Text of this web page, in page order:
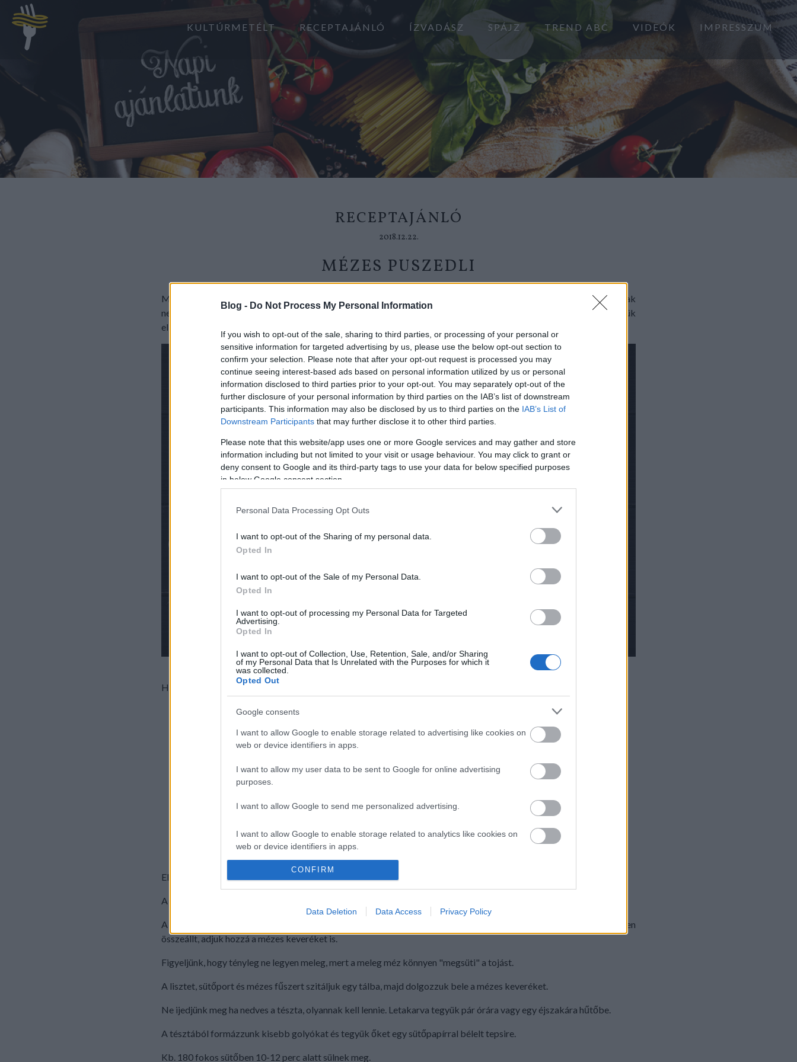
Blog - Do Not Process My Personal Information
If you wish to opt-out of the sale, sharing to third parties, or processing of your personal or
sensitive information for targeted advertising by us, please use the below opt-out section to
confirm your selection. Please note that after your opt-out request is processed you may
continue seeing interest-based ads based on personal information utilized by us or personal
information disclosed to third parties prior to your opt-out. You may separately opt-out of the
further disclosure of your personal information by third parties on the IAB’s list of downstream
participants. This information may also be disclosed by us to third parties on the IAB’s List of
Downstream Participants that may further disclose it to other third parties.
Please note that this website/app uses one or more Google services and may gather and store
information including but not limited to your visit or usage behaviour. You may click to grant or
deny consent to Google and its third-party tags to use your data for below specified purposes
in below Google consent section.
Personal Data Processing Opt Outs
I want to opt-out of the Sharing of my personal data.
Opted In
I want to opt-out of the Sale of my Personal Data.
Opted In
I want to opt-out of processing my Personal Data for Targeted
Advertising.
Opted In
I want to opt-out of Collection, Use, Retention, Sale, and/or Sharing
of my Personal Data that Is Unrelated with the Purposes for which it
was collected.
Opted Out
Google consents
I want to allow Google to enable storage related to advertising like cookies on
web or device identifiers in apps.
I want to allow my user data to be sent to Google for online advertising
purposes.
I want to allow Google to send me personalized advertising.
I want to allow Google to enable storage related to analytics like cookies on
web or device identifiers in apps.
I want to allow Google to enable storage related to functionality of the website
or app.
I want to allow Google to enable storage related to personalization.
I want to allow Google to enable storage related to security, including
CONFIRM
Data Deletion Data Access Privacy Policy
KULTÚRMETÉLT RECEPTAJÁNLÓ ÍZVADÁSZ SPÁJZ TREND ABC VIDEÓK IMPRESSZUM
RECEPTAJÁNLÓ
2018.12.22.
MÉZES PUSZEDLI
Más Tészta Facebook oldalunkon nemrégiben játékot hirdettünk, amelyben arra buzdítottuk az olvasókat, ajánljanak
nekünk jól bevált, kedvelt karácsonyi recepteket. Nyertesünk, Rosta Zsuzsanna mézes puszedli receptjét készítettük
el ígéretünkhöz híven. Mutatjuk, hogy sikerült: hát.... csodásan. :)
Fotó: KockacZukor
Hozzávalók:
12,5 dkg margarin
1 csomag vaníliás cukor
1/2 csomag mézeskalács fűszer keverék
Elkészítés:
A margarint és mézet alacsony lángon olvasszuk össze, majd hagyjuk lehűlni kéz melegre.
A tojássárgákat és porcukrot keverjük fehéredésig, majd dolgozzuk bele a tejfölt, citromlevet és héjat. Ha szépen
összeállt, adjuk hozzá a mézes keveréket is.
Figyeljünk, hogy tényleg ne legyen meleg, mert a meleg méz könnyen "megsüti" a tojást.
A lisztet, sütőport és mézes fűszert szitáljuk egy tálba, majd dolgozzuk bele a mézes keveréket.
Ne ijedjünk meg ha nedves a tészta, olyannak kell lennie. Letakarva tegyük pár órára vagy egy éjszakára hűtőbe.
A tésztából formázzunk kisebb golyókat és tegyük őket egy sütőpapírral bélelt tepsire.
Kb. 180 fokos sütőben 10-12 perc alatt sülnek meg.